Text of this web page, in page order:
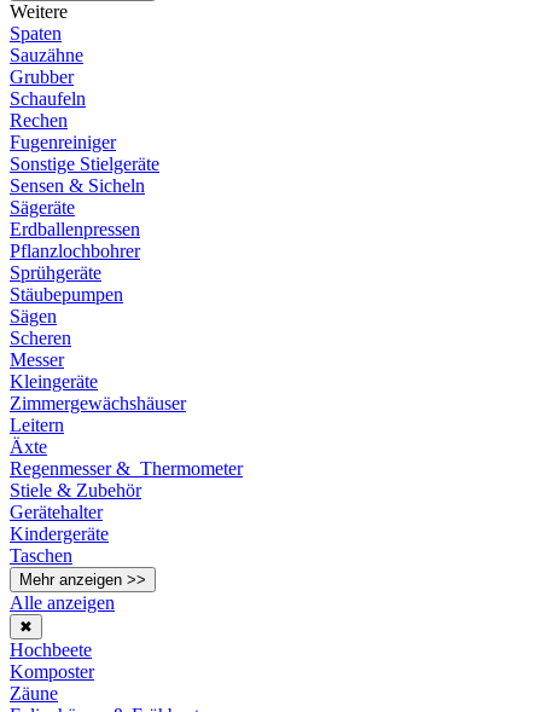
Weitere
Spaten
Sauzähne
Grubber
Schaufeln
Rechen
Fugenreiniger
Sonstige Stielgeräte
Sensen & Sicheln
Sägeräte
Erdballenpressen
Pflanzlochbohrer
Sprühgeräte
Stäubepumpen
Sägen
Scheren
Messer
Kleingeräte
Zimmergewächshäuser
Leitern
Äxte
Regenmesser & Thermometer
Stiele & Zubehör
Gerätehalter
Kindergeräte
Taschen
Mehr anzeigen >>
Alle anzeigen
✖
Hochbeete
Komposter
Zäune